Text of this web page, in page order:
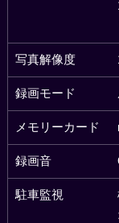
写真解像度
録画モード
メモリーカード
録画音
駐車監視